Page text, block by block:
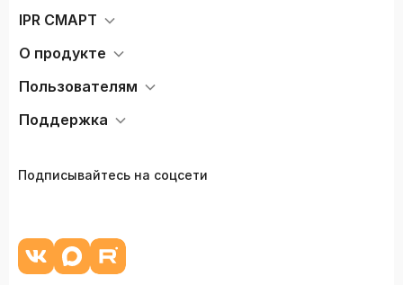
IPR СМАРТ
О продукте
Пользователям
Поддержка
Подписывайтесь на соцсети